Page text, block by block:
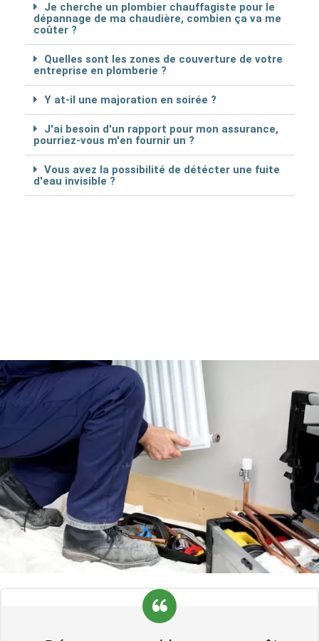
Je cherche un plombier chauffagiste pour le
dépannage de ma chaudière, combien ça va me
coûter ?
Quelles sont les zones de couverture de votre
entreprise en plomberie ?
Y at-il une majoration en soirée ?
J'ai besoin d'un rapport pour mon assurance,
pourriez-vous m'en fournir un ?
Vous avez la possibilité de détécter une fuite
d'eau invisible ?